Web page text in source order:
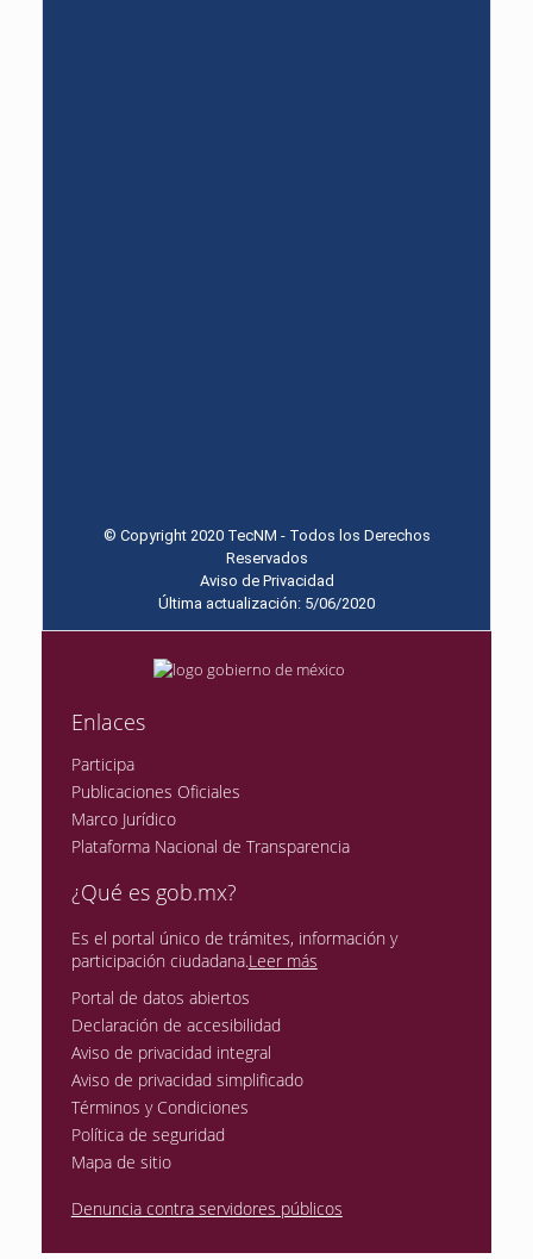
© Copyright 2020 TecNM - Todos los Derechos
Reservados
Aviso de Privacidad
Última actualización: 5/06/2020
Enlaces
Participa
Publicaciones Oficiales
Marco Jurídico
Plataforma Nacional de Transparencia
¿Qué es gob.mx?
Es el portal único de trámites, información y
participación ciudadana.Leer más
Portal de datos abiertos
Declaración de accesibilidad
Aviso de privacidad integral
Aviso de privacidad simplificado
Términos y Condiciones
Política de seguridad
Mapa de sitio
Denuncia contra servidores públicos